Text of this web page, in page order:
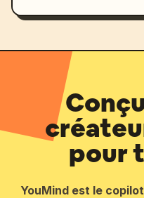
pour
YouMind est le